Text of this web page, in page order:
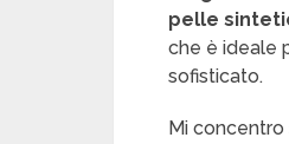
pelle
che è ideale
sofisticato.
Mi concentro